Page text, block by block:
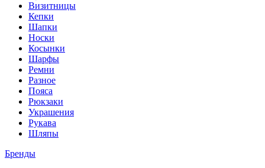
Визитницы
Кепки
Шапки
Носки
Косынки
Шарфы
Ремни
Разное
Пояса
Рюкзаки
Украшения
Рукава
Шляпы
Бренды